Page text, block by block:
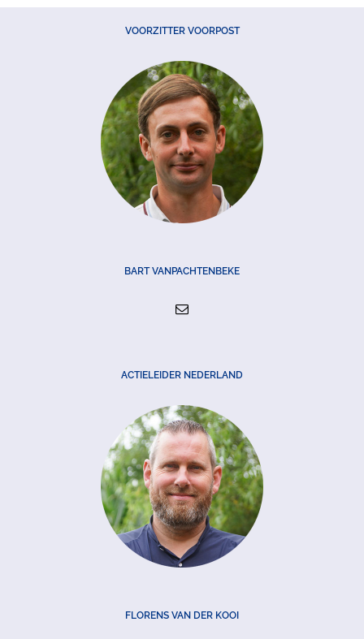
VOORZITTER VOORPOST
BART VANPACHTENBEKE
ACTIELEIDER NEDERLAND
FLORENS VAN DER KOOI